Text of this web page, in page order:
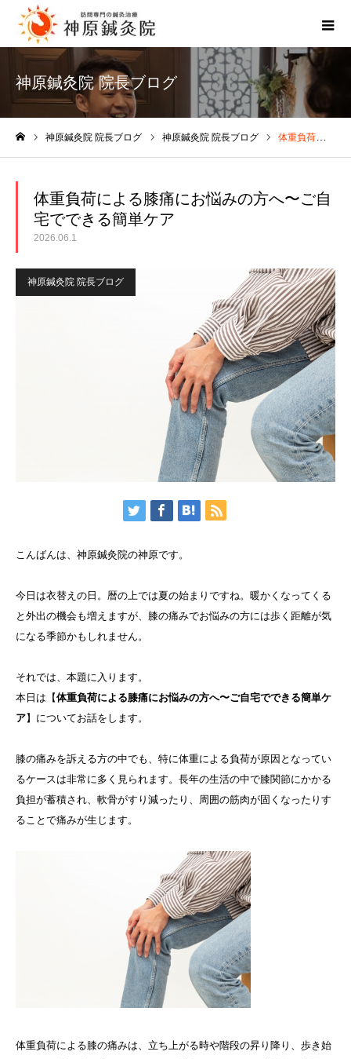
神原鍼灸院 院長ブログ
神原鍼灸院 院長ブログ 神原鍼灸院 院長ブログ 体重負荷による膝痛にお悩みの方へ〜ご自宅でできる簡単ケア
体重負荷による膝痛にお悩みの方へ〜ご自
宅でできる簡単ケア
2026.06.1
神原鍼灸院 院長ブログ
こんばんは、神原鍼灸院の神原です。
今日は衣替えの日。暦の上では夏の始まりですね。暖かくなってくる
と外出の機会も増えますが、膝の痛みでお悩みの方には歩く距離が気
になる季節かもしれません。
それでは、本題に入ります。
本日は【体重負荷による膝痛にお悩みの方へ〜ご自宅でできる簡単ケ
ア】についてお話をします。
膝の痛みを訴える方の中でも、特に体重による負荷が原因となってい
るケースは非常に多く見られます。長年の生活の中で膝関節にかかる
負担が蓄積され、軟骨がすり減ったり、周囲の筋肉が固くなったりす
ることで痛みが生じます。
体重負荷による膝の痛みは、立ち上がる時や階段の昇り降り、歩き始